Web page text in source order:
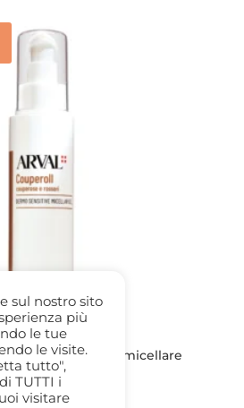
€.
Sensitive Gel micellare
sul nostro sito
più
le tue
le visite.
tutto",
TUTTI i
visitare